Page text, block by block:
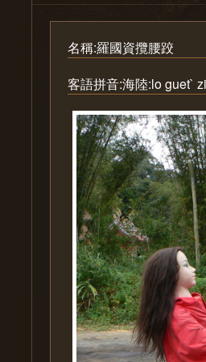
名稱:羅國資攬腰跤
客語拼音:海陸:lo guet`